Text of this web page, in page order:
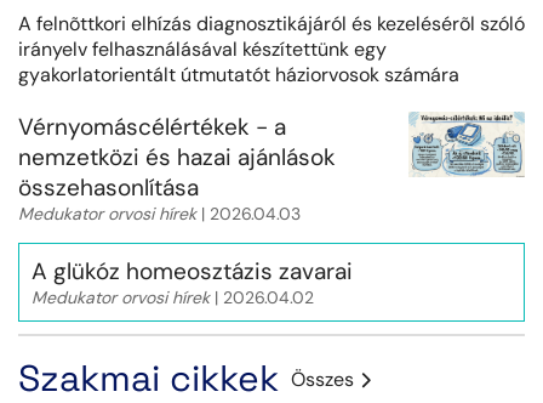
nőgyógyászat
podcast
szorongás
urológia
A felnõttkori elhízás diagnosztikájáról és kezelésérõl szóló
irányelv felhasználásával készítettünk egy
gyakorlatorientált útmutatót háziorvosok számára
Vérnyomáscélértékek - a
nemzetközi és hazai ajánlások
összehasonlítása
Medukator orvosi hírek| 2026.04.03
A glükóz homeosztázis zavarai
Medukator orvosi hírek| 2026.04.02
Szakmai cikkek Összes